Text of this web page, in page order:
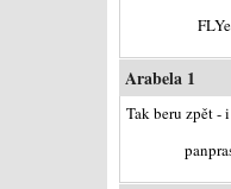
Arabela 1
Tak beru zpět -